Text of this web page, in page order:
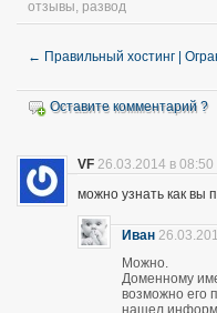
отзывы, развод
← Правильный хостинг |
Оставите комментарий ?
VF 26.03.2014 в 08:50
можно узнать как вы
Иван
Можно.
Доменному
возможно его
нашел